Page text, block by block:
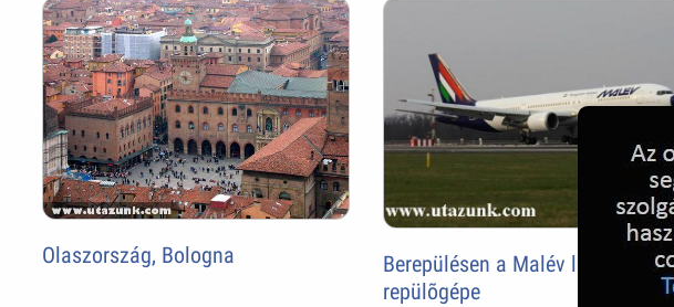
Olaszország, Bologna
Berepülésen a Malév legnagyobb
repülõgépe